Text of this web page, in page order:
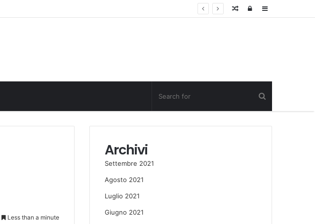
Sidebar
Log
Random
Less than a minute
Archivi
Settembre 2021
Agosto 2021
Luglio 2021
Giugno 2021